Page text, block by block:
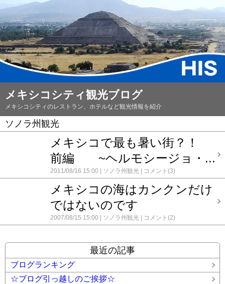
メキシコシティ観光ブログ
メキシコシティのレストラン、ホテルなど観光情報を紹介
ソノラ州観光
メキシコで最も暑い街？！
前編 ~ヘルモシージョ・...
2011/08/16 15:00 ソノラ州観光 コメント(3)
メキシコの海はカンクンだけ
ではないのです
2007/08/15 15:00 ソノラ州観光 コメント(2)
最近の記事
ブログランキング
☆ブログ引っ越しのご挨拶☆